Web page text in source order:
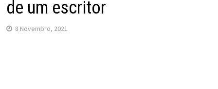
de um escritor
8 Novembro, 2021